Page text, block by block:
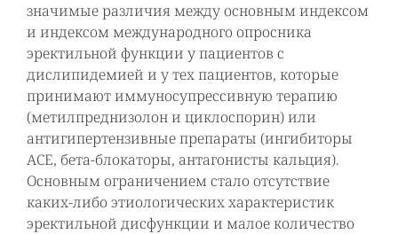
значимые различия между основным индексом
и индексом международного опросника
эректильной функции у пациентов с
дислипидемией и у тех пациентов, которые
принимают иммуносупрессивную терапию
(метилпреднизолон и циклоспорин) или
антигипертензивные препараты (ингибиторы
АСЕ, бета-блокаторы, антагонисты кальция).
Основным ограничением стало отсутствие
каких-либо этиологических характеристик
эректильной дисфункции и малое количество